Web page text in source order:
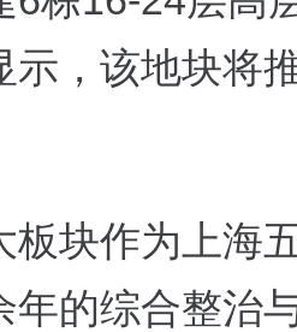
示，该地块将
板块作为上海
年的综合整治